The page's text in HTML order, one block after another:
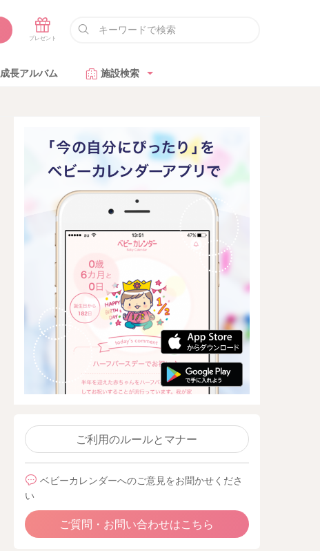
成長アルバム 施設検索
ご利用のルールとマナー
ベビーカレンダーへのご意見をお聞かせくださ
い
ご質問・お問い合わせはこちら